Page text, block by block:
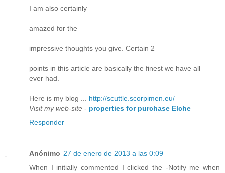
I am also certainly
amazed for the
impressive thoughts you give. Certain 2
points in this article are basically the finest we have all
ever had.
Here is my blog ... http://scuttle.scorpimen.eu/
Visit my web-site - properties for purchase Elche
Responder
Anónimo 27 de enero de 2013 a las 0:09
When I initially commented I clicked the -Notify me when